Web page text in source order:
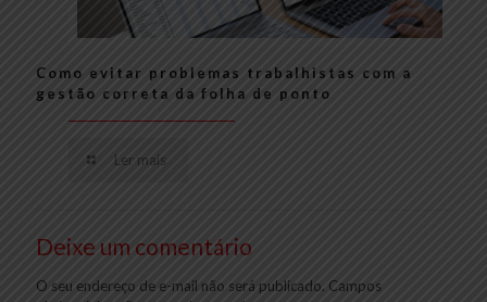
Como evitar problemas trabalhistas com a
gestão correta da folha de ponto
Ler mais
Deixe um comentário
O seu endereço de e-mail não será publicado. Campos